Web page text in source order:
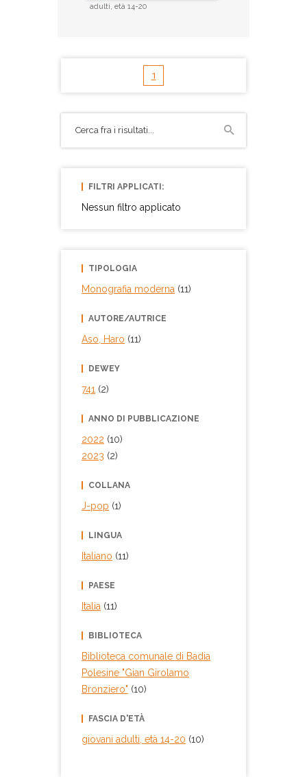
adulti, età 14-20
1
FILTRI APPLICATI:
Nessun filtro applicato
TIPOLOGIA
Monografia moderna (11)
AUTORE/AUTRICE
Aso, Haro (11)
DEWEY
741 (2)
ANNO DI PUBBLICAZIONE
2022 (10)
2023 (2)
COLLANA
J-pop (1)
LINGUA
Italiano (11)
PAESE
Italia (11)
BIBLIOTECA
Biblioteca comunale di Badia
Polesine "Gian Girolamo
Bronziero" (10)
FASCIA D'ETÀ
giovani adulti, età 14-20 (10)